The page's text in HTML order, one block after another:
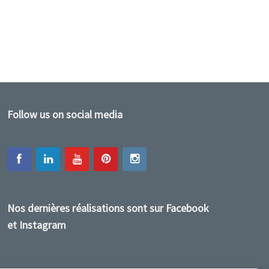
Follow us on social media
Nos dernières réalisations sont sur Facebook
et Instagram